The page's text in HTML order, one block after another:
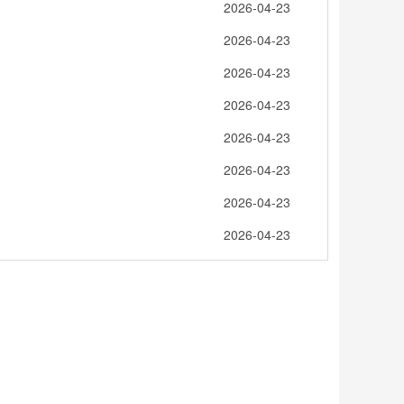
2026-04-23
2026-04-23
2026-04-23
2026-04-23
2026-04-23
2026-04-23
2026-04-23
2026-04-23